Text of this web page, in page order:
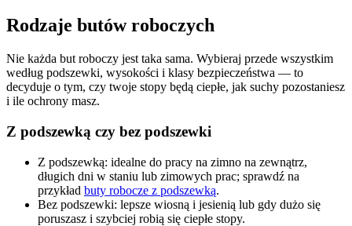
Rodzaje butów roboczych
Nie każda but roboczy jest taka sama. Wybieraj przede wszystkim
według podszewki, wysokości i klasy bezpieczeństwa — to
decyduje o tym, czy twoje stopy będą ciepłe, jak suchy pozostaniesz
i ile ochrony masz.
Z podszewką czy bez podszewki
Z podszewką: idealne do pracy na zimno na zewnątrz,
długich dni w staniu lub zimowych prac; sprawdź na
przykład buty robocze z podszewką.
Bez podszewki: lepsze wiosną i jesienią lub gdy dużo się
poruszasz i szybciej robią się ciepłe stopy.